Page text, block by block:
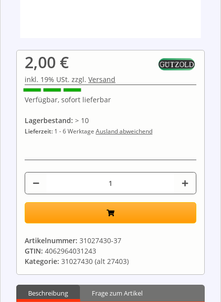
2,00 €
inkl. 19% USt. zzgl. Versand
Verfügbar, sofort lieferbar
Lagerbestand: > 10
Lieferzeit: 1 - 6 Werktage Ausland abweichend
Artikelnummer: 31027430-37
GTIN: 4062964031243
Kategorie: 31027430 (alt 27403)
Beschreibung Frage zum Artikel